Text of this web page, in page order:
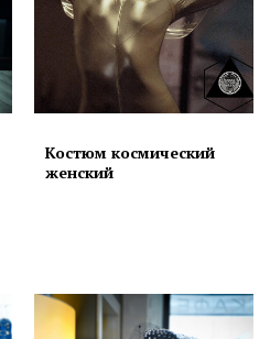
Костюм космический
женский